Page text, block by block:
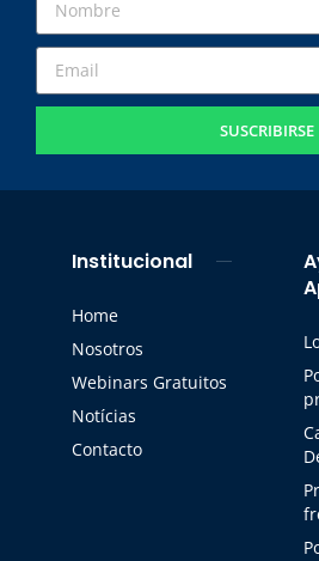
SUSCRIBIRSE
Institucional
Home
Nosotros
Webinars Gratuitos
Notícias
Contacto